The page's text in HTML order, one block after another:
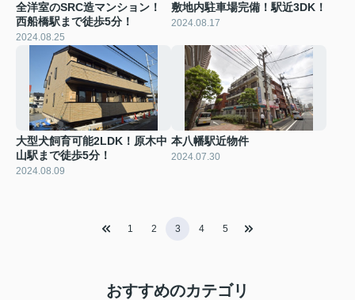
全洋室のSRC造マンション！
西船橋駅まで徒歩5分！
2024.08.25
敷地内駐車場完備！駅近3DK！
2024.08.17
大型犬飼育可能2LDK！原木中
山駅まで徒歩5分！
2024.08.09
本八幡駅近物件
2024.07.30
1 2 3 4 5
おすすめのカテゴリ